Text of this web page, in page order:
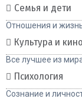
Семья и дети
Отношения и
Культура и кино
Все лучшее из
Психология
Сознание и